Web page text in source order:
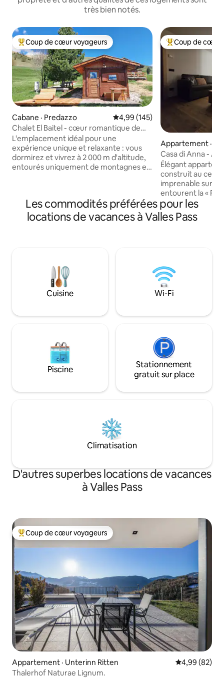
très bien notés.
Coup de cœur voyageurs parmi les plus aimés
Coup de cœur voyageurs
Cabane · Predazzo Note moyenne de 4,99 sur 5,
4,99 (145)
Chalet El Baitel - cœur romantique de
l'Alpe Lusia
L'emplacement idéal pour une
expérience unique et relaxante : vous
dormirez et vivrez à 2 000 m d'altitude,
entourés uniquement de montagnes et
écran LCD) et depuis la terrasse, vous
pourrez profiter de la vue imprenable
sur la chaîne de Lagorai et le groupe Pale
l'aventure, et à la fin, profitez du combo
sauna/bain à remous!
Coup de cœur
Coup de cœur
Appartement ·
Casa di Anna -
et romantique
Élégant
construit au
imprenable sur
entourent la «
offre des salles
chambres
entièrement
déchargement
directement
laissez-passer
pour le
Les commodités préférées pour les
locations de vacances à Valles Pass
Cuisine Wi-Fi
Piscine
Stationnement
gratuit sur place
Climatisation
D'autres superbes locations de vacances
à Valles Pass
Coup de cœur voyageurs parmi les plus aimés
Coup de cœur voyageurs
Appartement · Unterinn Ritten Note
4,99 (82)
Thalerhof Naturae Lignum.